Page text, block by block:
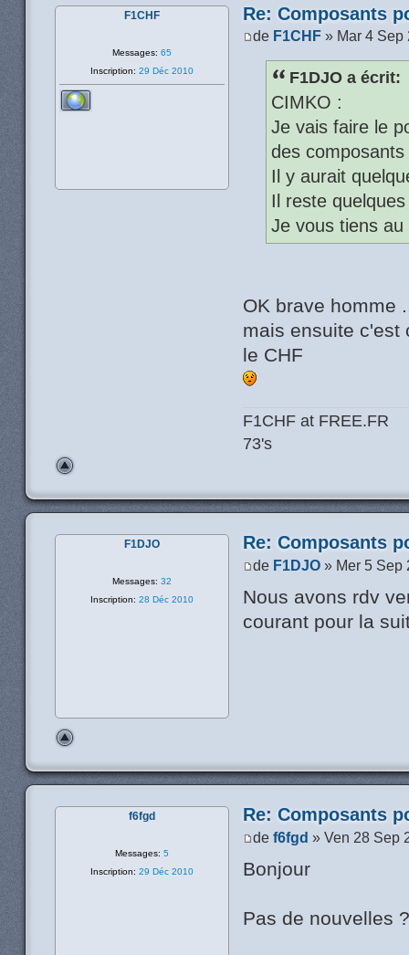
Re: Composants
de F1CHF » Mar 4 Sep
F1DJO a écrit:
CIMKO :
Je vais faire le
des
Il y aurait
Il reste
Je vous tiens
OK brave homme
mais ensuite c'est
le CHF
F1CHF at FREE.FR
73's
F1CHF
Messages: 65
Inscription: 29 Déc 2010
Re: Composants
de F1DJO » Mer 5 Sep
Nous avons rdv
courant pour la
F1DJO
Messages: 32
Inscription: 28 Déc 2010
Re: Composants
def6fgd » Ven 28 Sep
Bonjour
Pas de nouvelles
f6fgd
Messages: 5
Inscription: 29 Déc 2010